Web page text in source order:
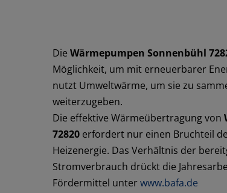
Die Wärmepumpen Sonnenbühl
Möglichkeit, um mit erneuerbarer
nutzt Umweltwärme, um sie zu
weiterzugeben.
Die effektive Wärmeübertragung von
72820erfordert nur einen Bruchteil
Heizenergie. Das Verhältnis der
Stromverbrauch drückt die
Fördermittel unterwww.bafa.de